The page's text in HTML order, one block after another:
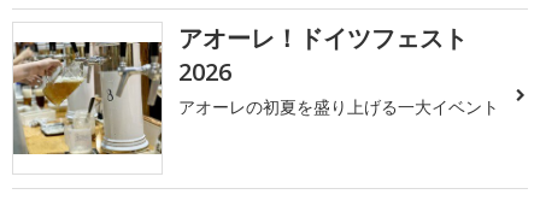
アオーレ！ドイツフェスト
2026
アオーレの初夏を盛り上げる一大イベント